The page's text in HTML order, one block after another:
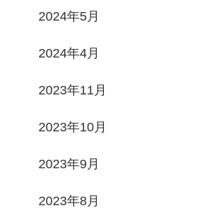
2024年5月
2024年4月
2023年11月
2023年10月
2023年9月
2023年8月